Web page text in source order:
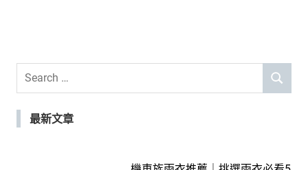
Search
SEARCH
最新文章